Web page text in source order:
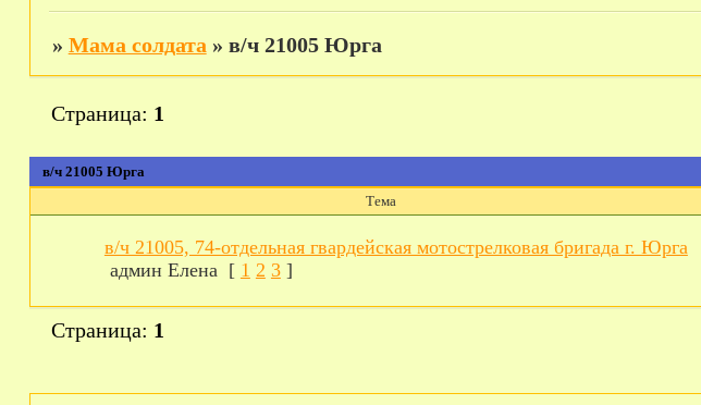
» Мама солдата » в/ч 21005 Юрга
в/ч 21005 Юрга
Страница: 1
Тема
в/ч 21005, 74-отдельная гвардейская мотострелковая бригада г. Юрга
админ Елена [ 1 2 3 ]
Страница: 1